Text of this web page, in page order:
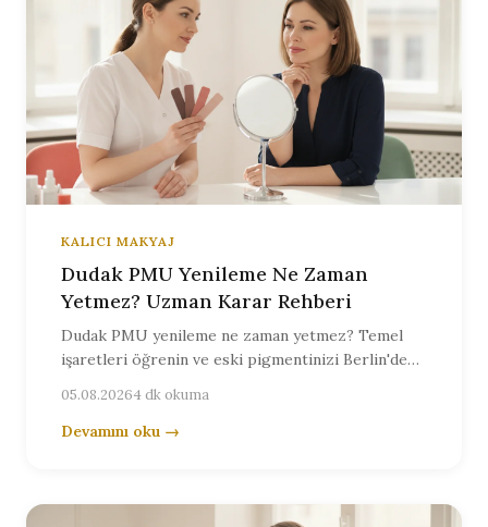
KALICI MAKYAJ
Dudak PMU Yenileme Ne Zaman
Yetmez? Uzman Karar Rehberi
Dudak PMU yenileme ne zaman yetmez? Temel
işaretleri öğrenin ve eski pigmentinizi Berlin'de
05.08.20264 dk okuma
Devamını oku →